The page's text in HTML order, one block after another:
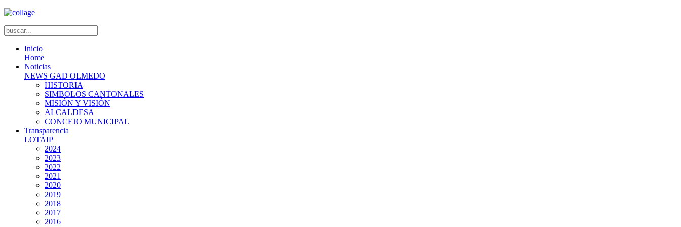
Inicio
Home
Noticias
NEWS GAD OLMEDO
HISTORIA
SIMBOLOS CANTONALES
MISIÓN Y VISIÓN
ALCALDESA
CONCEJO MUNICIPAL
Transparencia
LOTAIP
2024
2023
2022
2021
2020
2019
2018
2017
2016